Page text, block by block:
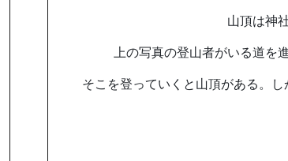
山頂は神
上の写真の登山者がいる道を
そこを登っていくと山頂がある。